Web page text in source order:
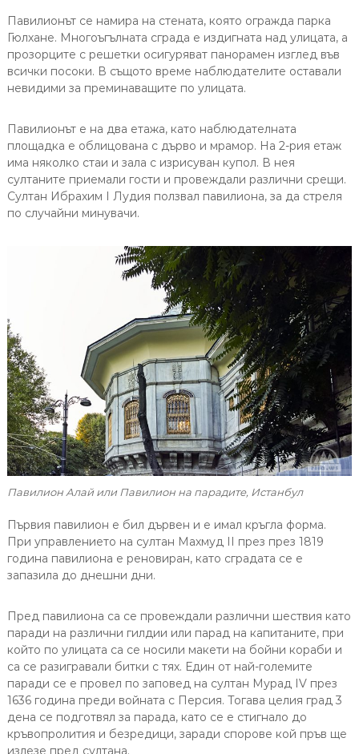
Павилионът се намира на стената, която огражда парка
Гюлхане. Многоъгълната сграда е издигната над улицата, а
прозорците с решетки осигуряват панорамен изглед във
всички посоки. В същото време наблюдателите оставали
невидими за преминаващите по улицата.
Павилионът е на два етажа, като наблюдателната
площадка е облицована с дърво и мрамор. На 2-рия етаж
има няколко стаи и зала с изрисуван купол. В нея
султаните приемали гости и провеждали различни срещи.
Султан Ибрахим I Лудия ползвал павилиона, за да стреля
по случайни минувачи.
Павилион Алай или Павилион на парадите, Истанбул
Първия павилион е бил дървен и е имал кръгла форма.
При управлението на султан Махмуд II през през 1819
година павилиона е реновиран, като сградата се е
запазила до днешни дни.
Пред павилиона са се провеждали различни шествия като
паради на различни гилдии или парад на капитаните, при
който по улицата са се носили макети на бойни кораби и
са се разигравали битки с тях. Един от най-големите
паради се е провел по заповед на султан Мурад IV през
1636 година преди войната с Персия. Тогава целия град 3
дена се подготвял за парада, като се е стигнало до
кръвопролития и безредици, заради спорове кой пръв ще
излезе пред султана.